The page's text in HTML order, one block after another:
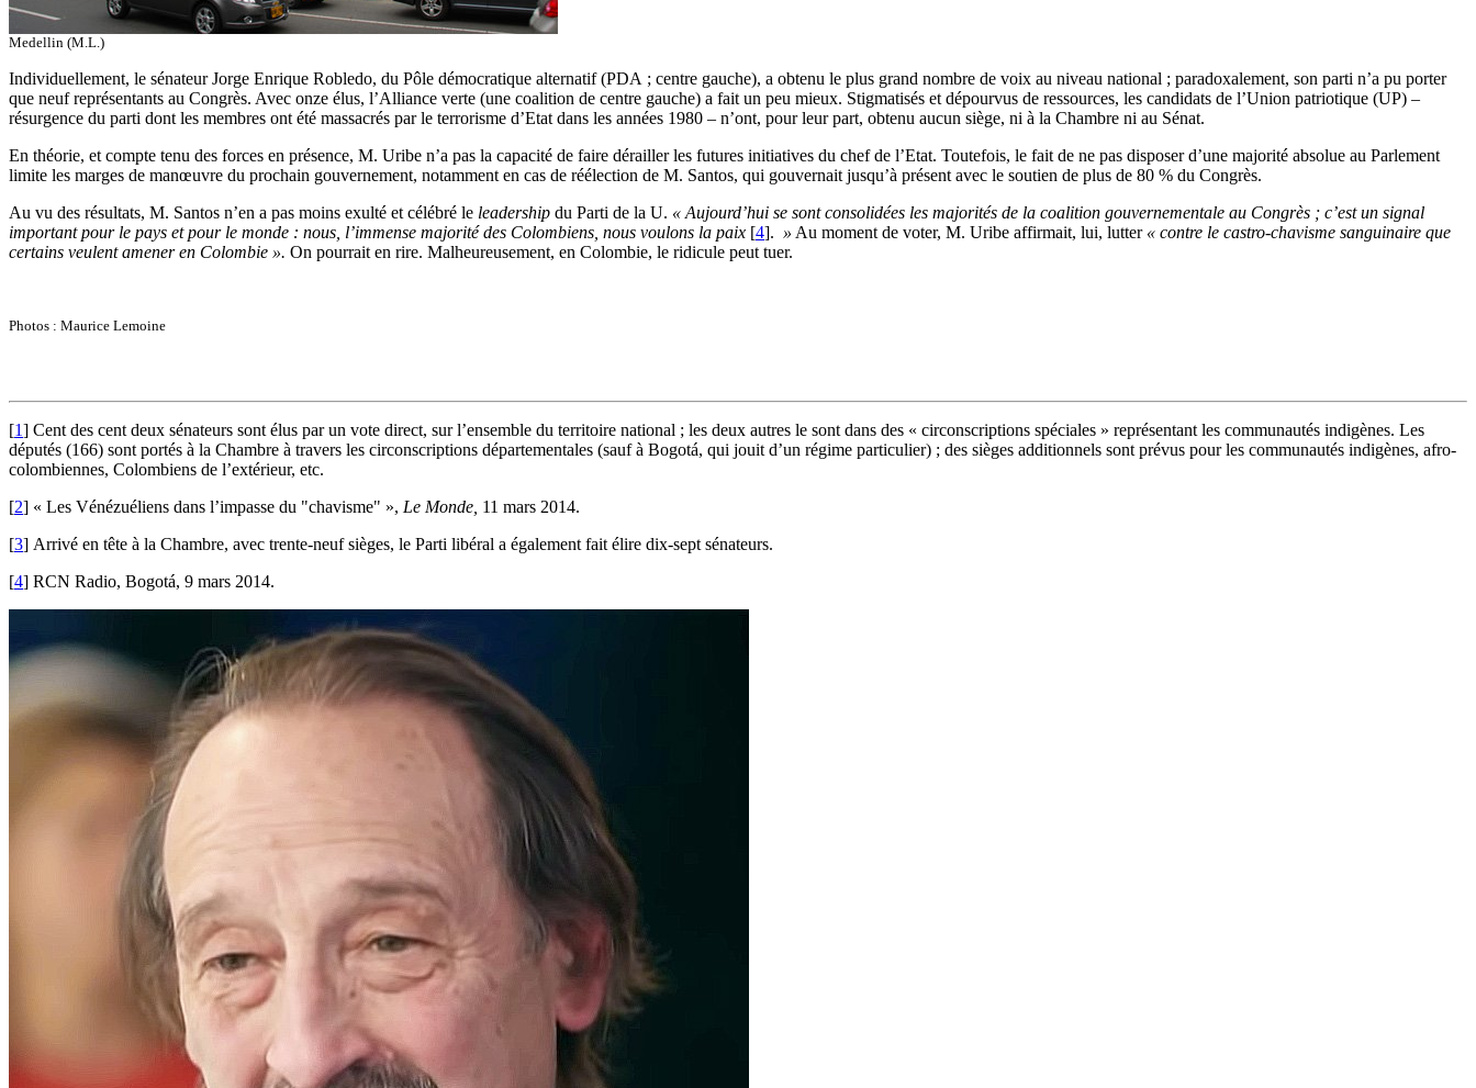
Medellin (M.L.)
Individuellement, le sénateur Jorge Enrique Robledo, du Pôle démocratique alternatif (PDA ; centre gauche), a obtenu le plus grand nombre de voix au niveau national ; paradoxalement, son parti n’a pu porter
que neuf représentants au Congrès. Avec onze élus, l’Alliance verte (une coalition de centre gauche) a fait un peu mieux. Stigmatisés et dépourvus de ressources, les candidats de l’Union patriotique (UP) –
résurgence du parti dont les membres ont été massacrés par le terrorisme d’Etat dans les années 1980 – n’ont, pour leur part, obtenu aucun siège, ni à la Chambre ni au Sénat.
En théorie, et compte tenu des forces en présence, M. Uribe n’a pas la capacité de faire dérailler les futures initiatives du chef de l’Etat. Toutefois, le fait de ne pas disposer d’une majorité absolue au Parlement
limite les marges de manœuvre du prochain gouvernement, notamment en cas de réélection de M. Santos, qui gouvernait jusqu’à présent avec le soutien de plus de 80 % du Congrès.
Au vu des résultats, M. Santos n’en a pas moins exulté et célébré le leadership du Parti de la U. « Aujourd’hui se sont consolidées les majorités de la coalition gouvernementale au Congrès ; c’est un signal
important pour le pays et pour le monde : nous, l’immense majorité des Colombiens, nous voulons la paix [4]. » Au moment de voter, M. Uribe affirmait, lui, lutter « contre le castro-chavisme sanguinaire que
certains veulent amener en Colombie ». On pourrait en rire. Malheureusement, en Colombie, le ridicule peut tuer.
Photos : Maurice Lemoine
[1] Cent des cent deux sénateurs sont élus par un vote direct, sur l’ensemble du territoire national ; les deux autres le sont dans des « circonscriptions spéciales » représentant les communautés indigènes. Les
députés (166) sont portés à la Chambre à travers les circonscriptions départementales (sauf à Bogotá, qui jouit d’un régime particulier) ; des sièges additionnels sont prévus pour les communautés indigènes, afro-
colombiennes, Colombiens de l’extérieur, etc.
[2] « Les Vénézuéliens dans l’impasse du "chavisme" », Le Monde, 11 mars 2014.
[3] Arrivé en tête à la Chambre, avec trente-neuf sièges, le Parti libéral a également fait élire dix-sept sénateurs.
[4] RCN Radio, Bogotá, 9 mars 2014.